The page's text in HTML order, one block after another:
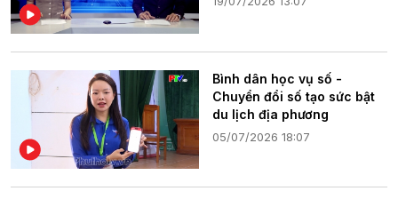
Bình dân học vụ số -
Chuyển đổi số tạo sức bật
du lịch địa phương
05/07/2026 18:07